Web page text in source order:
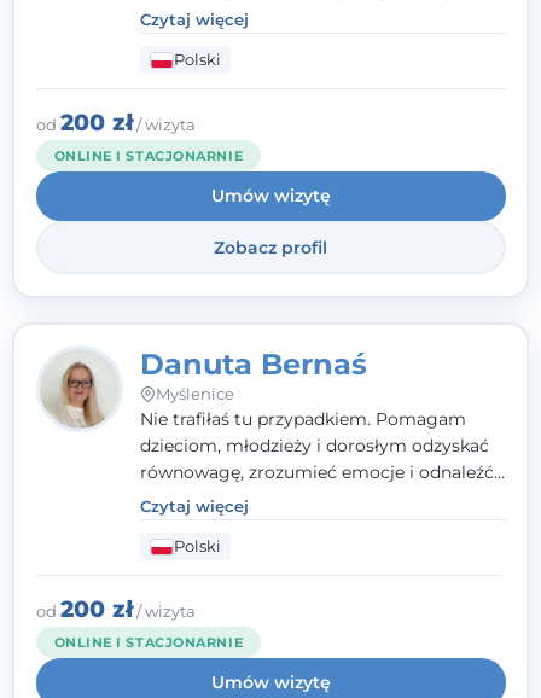
Pracuję w nurcie terapii trzeciej fali, łącząc
metody o potwierdzonej skuteczności.
Towarzyszę młodzieży, dorosłym i parom w
radzeniu sobie z bolesnymi
doświadczeniami tak, by mogli żyć pełniej.
Czytaj więcej
Polski
od 200 zł/ wizyta
ONLINE I STACJONARNIE
Umów wizytę
Zobacz profil
Danuta Bernaś
Myślenice
Nie trafiłaś tu przypadkiem. Pomagam
dzieciom, młodzieży i dorosłym odzyskać
równowagę, zrozumieć emocje i odnaleźć
wewnętrzną siłę. Moja droga do
psychologii zaczęła się od życia - pełnego
wyzwań, które nauczyły mnie uważności,
empatii i pokory. Dziś łączę doświadczenie
nauczycielki, psychologa, psychoterapeuty
i seksuologa tworząc bezpieczną
przestrzeń, w której można poczuć spokój i
wsparcie. Nie obiecuję łatwych rozwiązań -
Czytaj więcej
Polski
od 200 zł/ wizyta
ONLINE I STACJONARNIE
Umów wizytę